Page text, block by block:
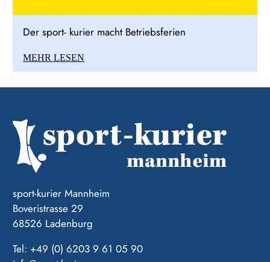
Der sport- kurier macht Betriebsferien
MEHR LESEN
sport-kurier Mannheim
Boveristrasse 29
68526 Ladenburg
Tel: +49 (0) 6203 9 61 05 90